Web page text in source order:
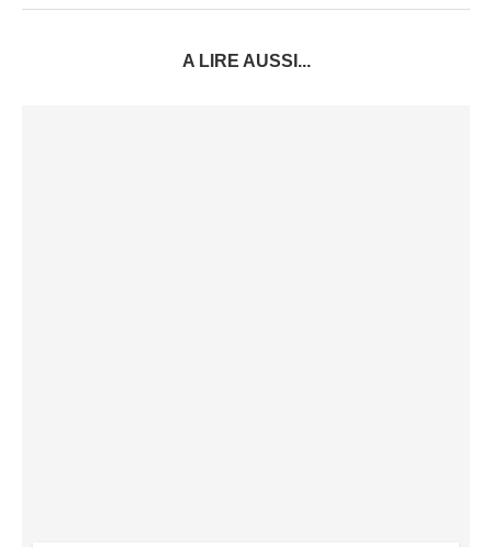
A LIRE AUSSI...